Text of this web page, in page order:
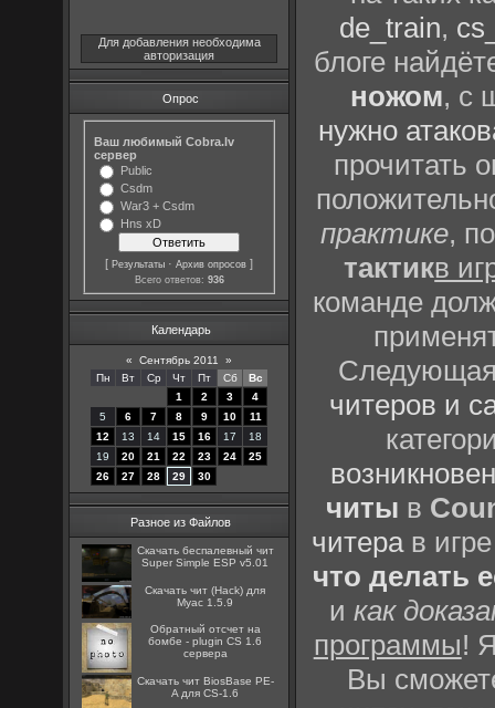
Для добавления необходима
авторизация
Опрос
Ваш любимый Cobra.lv
сервер
Public
Csdm
War3 + Csdm
Hns xD
[Результаты ·Архив опросов ]
Всего ответов: 936
Календарь
« Сентябрь 2011
»
Пн
Вт Ср Чт Пт Сб
Вс
1
2 3
4
5
6 7 8 9 10
11
12
13 14 15 16 17
18
19
20 21 22 23 24
25
26
27 28 29 30
Разное из Файлов
Скачать беспалевный чит
Super Simple ESP v5.01
Скачать чит (Hack) для
Myac 1.5.9
Обратный отсчет на
бомбе - plugin CS 1.6
сервера
Скачать чит BiosBase PE-
A для CS-1.6
de_train,
блоге
ножом, с
нужно
прочитать
практике,
тактикв
команде
Следующая
читеров и
читы в
читерав
что делать
икак
программы!
Вы